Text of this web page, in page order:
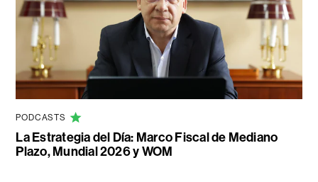
PODCASTS
La Estrategia del Día: Marco Fiscal de Mediano
Plazo, Mundial 2026 y WOM